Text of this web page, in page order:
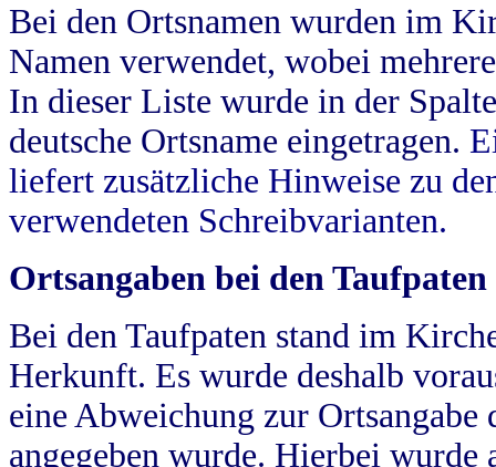
Bei den Ortsnamen wurden im
Namen verwendet, wobei
In dieser Liste wurde in der
deutsche Ortsname eingetragen.
liefert zusätzliche Hinweise zu
verwendeten Schreibvarianten.
Ortsangaben bei den Taufpaten
Bei den Taufpaten stand im
Herkunft. Es wurde deshalb
eine Abweichung zur
angegeben wurde. Hierbei wurde